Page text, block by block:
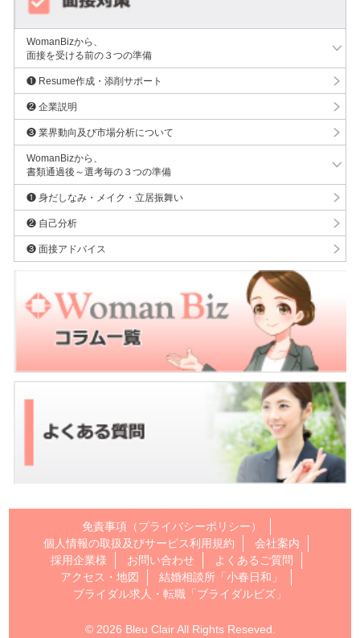
WomanBizから、
面接を受ける前の３つの準備
❶ Resume作成・添削サポート
❷ 企業説明
❸ 業界動向及び市場分析について
WomanBizから、
書類通過後～選考毎の３つの準備
❶ 身だしなみ・メイク・立居振舞い
❷ 自己分析
❸ 面接アドバイス
免責事項（プライバシーポリシー）
個人情報の取扱及びサービス利用規約
会社案内
採用企業様
お問い合わせ
よくあるご質問
アクセス・地図
結婚相談所「小春日和」
ブライダル求人・転職「ブライダルビズ」
© 2026 Bleu Clair All Rights Reseved.